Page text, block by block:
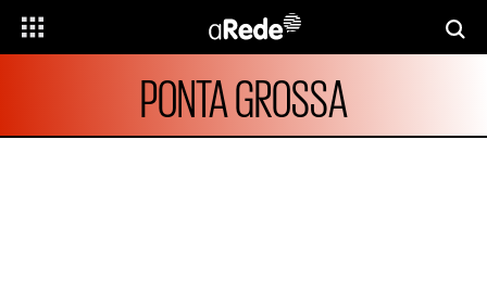
PONTA GROSSA